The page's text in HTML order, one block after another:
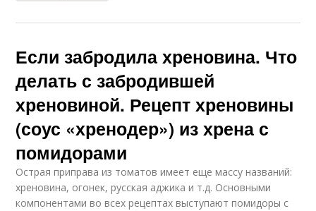
Если забродила хреновина. Что
делать с забродившей
хреновиной. Рецепт хреновины
(соус «хренодер») из хрена с
помидорами
Острая приправа из томатов имеет еще массу названий:
хреновина, огонек, русская аджика и т.д. Основными
компонентами во всех рецептах выступают помидоры с